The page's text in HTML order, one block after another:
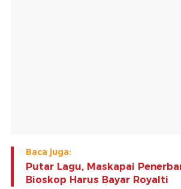
Baca juga:
Putar Lagu, Maskapai
Bioskop Harus Bayar Royalti